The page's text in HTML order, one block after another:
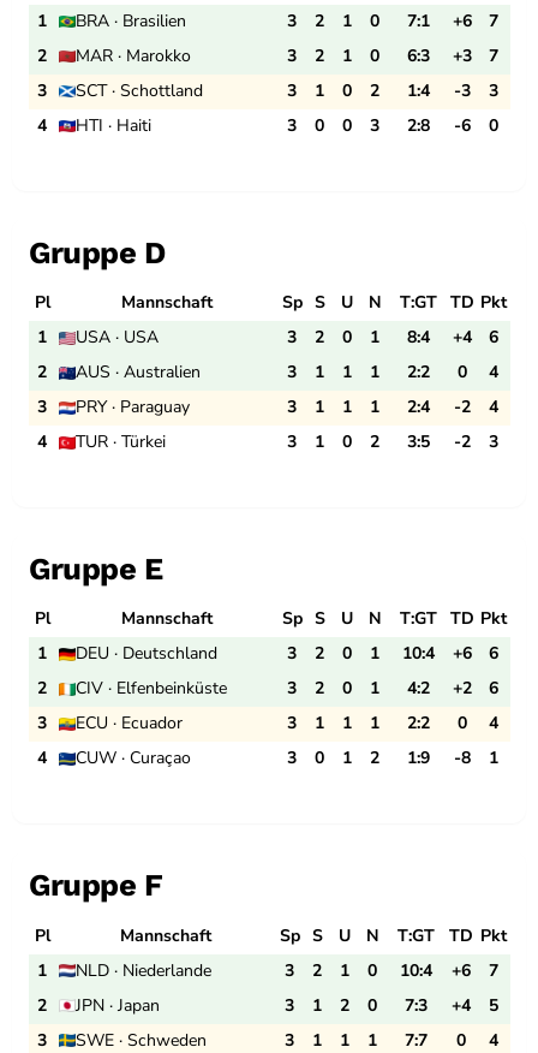
1
BRA · Brasilien 3 2 1 0 7:1 +6
7
2
MAR · Marokko 3 2 1 0 6:3 +3
7
3
SCT · Schottland 3 1 0 2 1:4 -3
3
4
HTI · Haiti 3 0 0 3 2:8 -6 0
Gruppe D
Pl Mannschaft Sp S U N T:GT TD Pkt
1
USA · USA 3 2 0 1 8:4 +4
6
2
AUS · Australien 3 1 1 1 2:2 0
4
3
PRY · Paraguay 3 1 1 1 2:4 -2
4
4
TUR · Türkei 3 1 0 2 3:5 -2 3
Gruppe E
Pl Mannschaft Sp S U N T:GT TD Pkt
1
DEU · Deutschland 3 2 0 1 10:4 +6
6
2
CIV · Elfenbeinküste 3 2 0 1 4:2 +2
6
3
ECU · Ecuador 3 1 1 1 2:2 0
4
4
CUW · Curaçao 3 0 1 2 1:9 -8 1
Gruppe F
Pl Mannschaft Sp S U N T:GT TD Pkt
1
NLD · Niederlande 3 2 1 0 10:4 +6
7
2
JPN · Japan 3 1 2 0 7:3 +4
5
3
SWE · Schweden 3 1 1 1 7:7 0
4